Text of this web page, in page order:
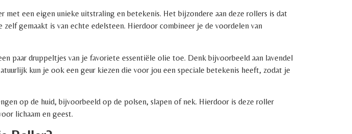
een eigen unieke uitstraling en betekenis. Het bijzondere aan deze rollers is dat
gemaakt is van echte edelsteen. Hierdoor combineer je de voordelen van
paar druppeltjes van je favoriete essentiële olie toe. Denk bijvoorbeeld aan lavendel
kun je ook een geur kiezen die voor jou een speciale betekenis heeft, zodat je
op de huid, bijvoorbeeld op de polsen, slapen of nek. Hierdoor is deze roller
lichaam en geest.